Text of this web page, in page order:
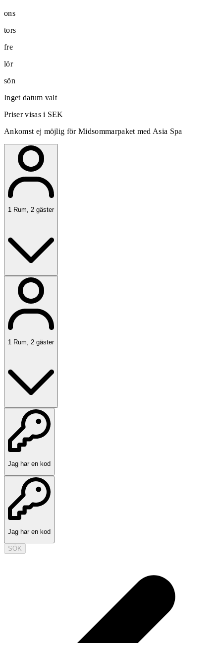
ons
tors
fre
lör
sön
Inget datum valt
Priser visas i SEK
Ankomst ej möjlig för Midsommarpaket med Asia Spa
1 Rum, 2 gäster
1 Rum 2 gäster
Jag har en kod
Jag har en kod
SÖK